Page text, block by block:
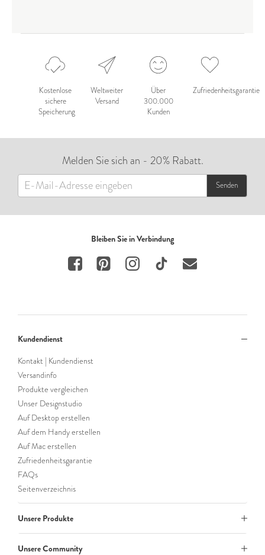
Kostenlose
sichere
Speicherung
Weltweiter
Versand
Über
300.000
Kunden
Zufriedenheitsgarantie
Melden Sie sich an - 20% Rabatt.
Senden
Bleiben Sie in Verbindung
Kundendienst
Kontakt | Kundendienst
Versandinfo
Produkte vergleichen
Unser Designstudio
Auf Desktop erstellen
Auf dem Handy erstellen
Auf Mac erstellen
Zufriedenheitsgarantie
FAQs
Seitenverzeichnis
Unsere Produkte
Unsere Community